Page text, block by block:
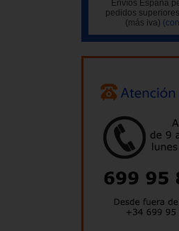
Envíos España
pedidos
(más iva)